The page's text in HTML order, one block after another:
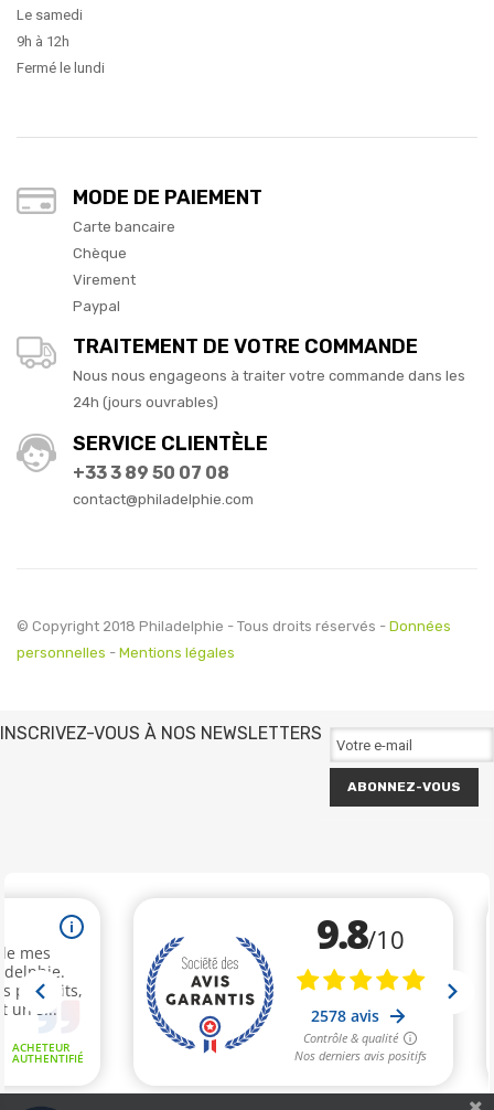
Le samedi
9h à 12h
Fermé le lundi
MODE DE PAIEMENT
Carte bancaire
Chèque
Virement
Paypal
TRAITEMENT DE VOTRE COMMANDE
Nous nous engageons à traiter votre commande dans les
24h (jours ouvrables)
SERVICE CLIENTÈLE
+33 3 89 50 07 08
contact@philadelphie.com
© Copyright 2018 Philadelphie - Tous droits réservés - Données
personnelles - Mentions légales
INSCRIVEZ-VOUS À NOS NEWSLETTERS
ABONNEZ-VOUS